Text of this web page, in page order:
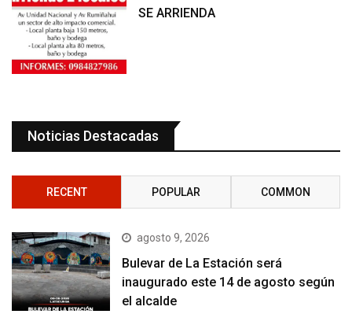
SE ARRIENDA
Noticias Destacadas
RECENT POPULAR COMMON
agosto 9, 2026
Bulevar de La Estación será
inaugurado este 14 de agosto según
el alcalde